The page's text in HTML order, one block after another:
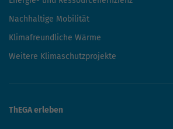
Nachhaltige Mobilität
Klimafreundliche Wärme
Weitere Klimaschutzprojekte
ThEGA erleben